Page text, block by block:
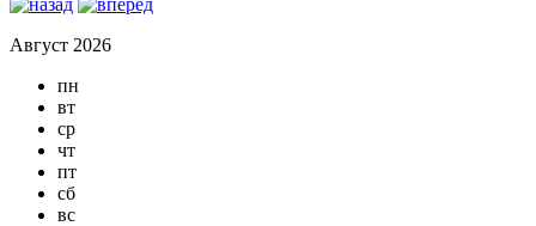
Август 2026
пн
вт
ср
чт
пт
сб
вс